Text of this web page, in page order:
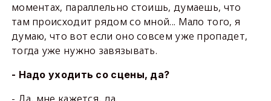
моментах, параллельно стоишь, думаешь, что
там происходит рядом со мной... Мало того, я
думаю, что вот если оно совсем уже пропадет,
тогда уже нужно завязывать.
- Надо уходить со сцены, да?